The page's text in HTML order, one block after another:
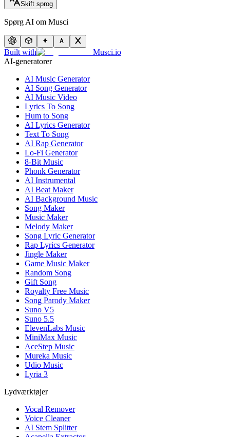
Skift sprog
Spørg AI om Musci
Built with
Musci.io
AI-generatorer
AI Music Generator
AI Song Generator
AI Music Video
Lyrics To Song
Hum to Song
AI Lyrics Generator
Text To Song
AI Rap Generator
Lo-Fi Generator
8-Bit Music
Phonk Generator
AI Instrumental
AI Beat Maker
AI Background Music
Song Maker
Music Maker
Melody Maker
Song Lyric Generator
Rap Lyrics Generator
Jingle Maker
Game Music Maker
Random Song
Gift Song
Royalty Free Music
Song Parody Maker
Suno V5
Suno 5.5
ElevenLabs Music
MiniMax Music
AceStep Music
Mureka Music
Udio Music
Lyria 3
Lydværktøjer
Vocal Remover
Voice Cleaner
AI Stem Splitter